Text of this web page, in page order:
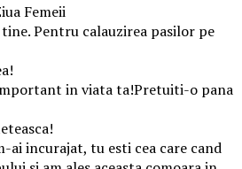
Femeii
Pentru calauzirea pasilor pe
in viata ta!Pretuiti-o pana
ai incurajat, tu esti cea care cand